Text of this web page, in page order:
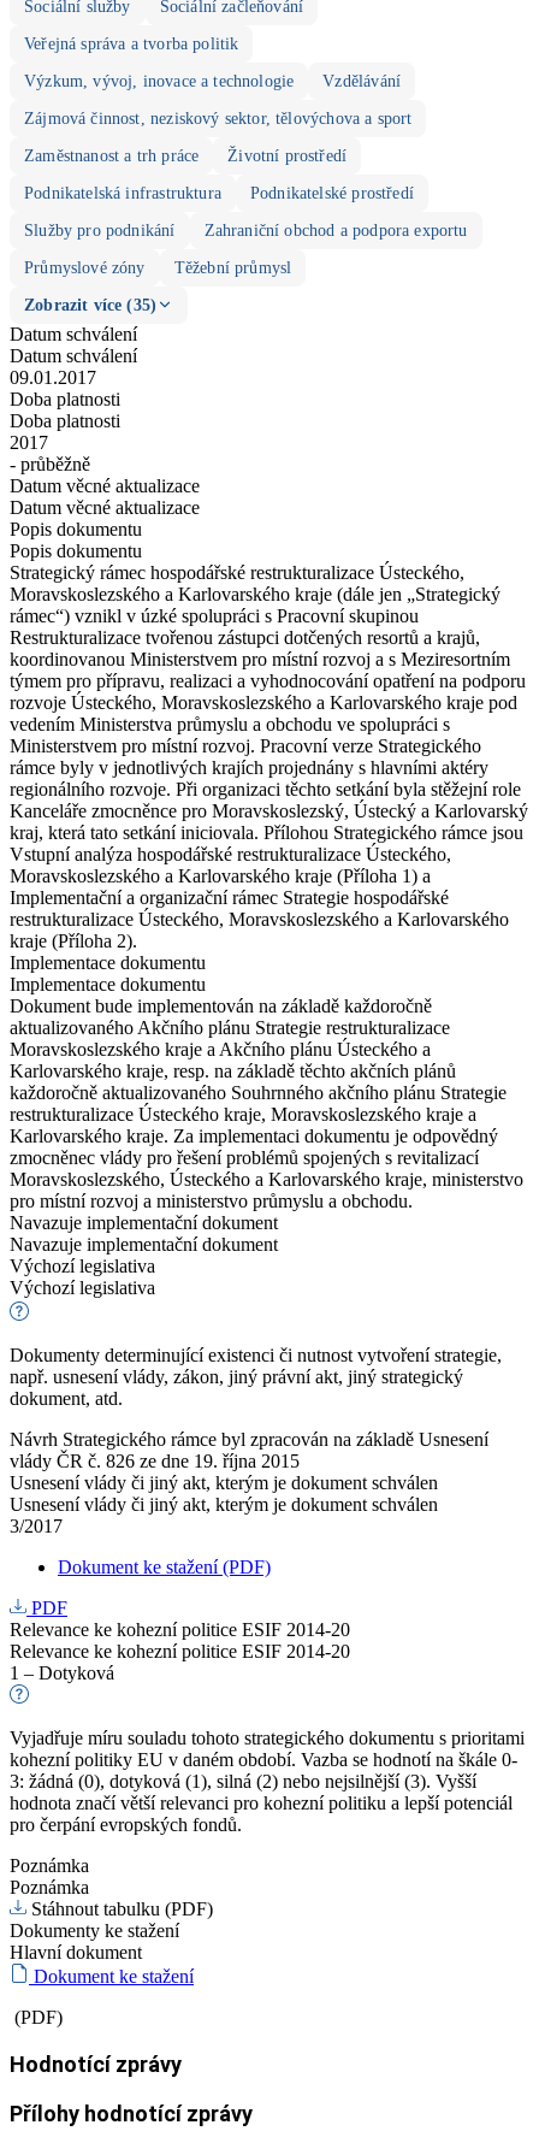
Sociální služby Sociální začleňování
Veřejná správa a tvorba politik
Výzkum, vývoj, inovace a technologie Vzdělávání
Zájmová činnost, neziskový sektor, tělovýchova a sport
Zaměstnanost a trh práce Životní prostředí
Podnikatelská infrastruktura Podnikatelské prostředí
Služby pro podnikání Zahraniční obchod a podpora exportu
Průmyslové zóny Těžební průmysl
Zobrazit více (35)
Datum schválení
Datum schválení
09.01.2017
Doba platnosti
Doba platnosti
2017
- průběžně
Datum věcné aktualizace
Datum věcné aktualizace
Popis dokumentu
Popis dokumentu
Strategický rámec hospodářské restrukturalizace Ústeckého,
Moravskoslezského a Karlovarského kraje (dále jen „Strategický
rámec“) vznikl v úzké spolupráci s Pracovní skupinou
Restrukturalizace tvořenou zástupci dotčených resortů a krajů,
koordinovanou Ministerstvem pro místní rozvoj a s Meziresortním
týmem pro přípravu, realizaci a vyhodnocování opatření na podporu
rozvoje Ústeckého, Moravskoslezského a Karlovarského kraje pod
vedením Ministerstva průmyslu a obchodu ve spolupráci s
Ministerstvem pro místní rozvoj. Pracovní verze Strategického
rámce byly v jednotlivých krajích projednány s hlavními aktéry
regionálního rozvoje. Při organizaci těchto setkání byla stěžejní role
Kanceláře zmocněnce pro Moravskoslezský, Ústecký a Karlovarský
kraj, která tato setkání iniciovala. Přílohou Strategického rámce jsou
Vstupní analýza hospodářské restrukturalizace Ústeckého,
Moravskoslezského a Karlovarského kraje (Příloha 1) a
Implementační a organizační rámec Strategie hospodářské
restrukturalizace Ústeckého, Moravskoslezského a Karlovarského
kraje (Příloha 2).
Implementace dokumentu
Implementace dokumentu
Dokument bude implementován na základě každoročně
aktualizovaného Akčního plánu Strategie restrukturalizace
Moravskoslezského kraje a Akčního plánu Ústeckého a
Karlovarského kraje, resp. na základě těchto akčních plánů
každoročně aktualizovaného Souhrnného akčního plánu Strategie
restrukturalizace Ústeckého kraje, Moravskoslezského kraje a
Karlovarského kraje. Za implementaci dokumentu je odpovědný
zmocněnec vlády pro řešení problémů spojených s revitalizací
Moravskoslezského, Ústeckého a Karlovarského kraje, ministerstvo
pro místní rozvoj a ministerstvo průmyslu a obchodu.
Navazuje implementační dokument
Navazuje implementační dokument
Výchozí legislativa
Výchozí legislativa
Dokumenty determinující existenci či nutnost vytvoření strategie,
např. usnesení vlády, zákon, jiný právní akt, jiný strategický
dokument, atd.
Návrh Strategického rámce byl zpracován na základě Usnesení
vlády ČR č. 826 ze dne 19. října 2015
Usnesení vlády či jiný akt, kterým je dokument schválen
Usnesení vlády či jiný akt, kterým je dokument schválen
3/2017
Dokument ke stažení (PDF)
PDF
Relevance ke kohezní politice ESIF 2014-20
Relevance ke kohezní politice ESIF 2014-20
1 – Dotyková
Vyjadřuje míru souladu tohoto strategického dokumentu s prioritami
kohezní politiky EU v daném období. Vazba se hodnotí na škále 0-
3: žádná (0), dotyková (1), silná (2) nebo nejsilnější (3). Vyšší
hodnota značí větší relevanci pro kohezní politiku a lepší potenciál
pro čerpání evropských fondů.
Poznámka
Poznámka
Stáhnout tabulku (PDF)
Dokumenty ke stažení
Hlavní dokument
Dokument ke stažení
(PDF)
Hodnotící zprávy
Přílohy hodnotící zprávy